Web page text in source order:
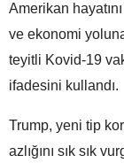
Amerikan
ve ekonomi
teyitli Kovid-19
ifadesini kullandı.
Trump, yeni tip
azlığını sık sık